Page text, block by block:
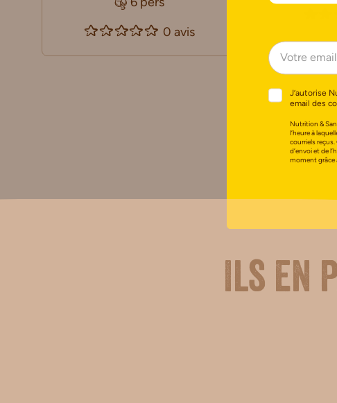
0 avis
Ils en
J’autorise
email des
Nutrition &
l’heure à
courriels
d’envoi et de
moment grâce